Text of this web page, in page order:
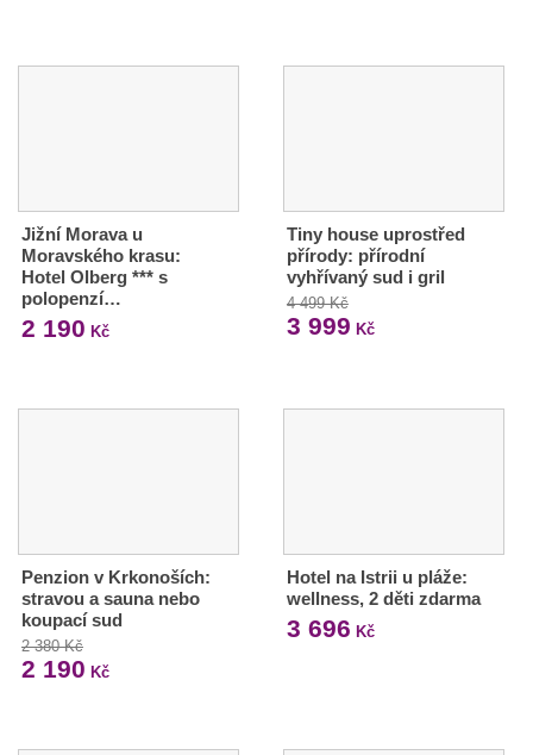
Jižní Morava u
Moravského krasu:
Hotel Olberg *** s
polopenzí…
2 190 Kč
Tiny house uprostřed
přírody: přírodní
vyhřívaný sud i gril
4 499 Kč
3 999 Kč
Penzion v Krkonoších:
stravou a sauna nebo
koupací sud
2 380 Kč
2 190 Kč
Hotel na Istrii u pláže:
wellness, 2 děti zdarma
3 696 Kč